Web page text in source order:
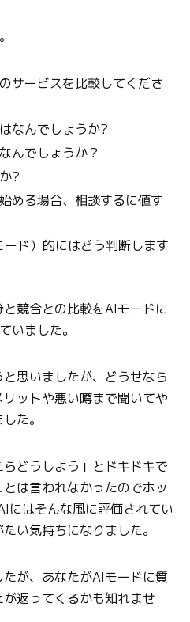
サービスを比較してくださ
なんでしょうか?
んでしょうか？
?
める場合、相談するに値す
ド）的にはどう判断します
競合との比較をAIモードに
いました。
思いましたが、どうせなら
ットや悪い噂まで聞いてや
た。
どうしよう」とドキドキで
は言われなかったのでホッ
にはそんな風に評価されてい
い気持ちになりました。
が、あなたがAIモードに質
返ってくるかも知れませ